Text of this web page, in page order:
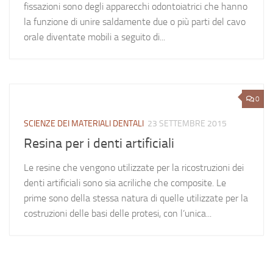
fissazioni sono degli apparecchi odontoiatrici che hanno
la funzione di unire saldamente due o più parti del cavo
orale diventate mobili a seguito di...
0
SCIENZE DEI MATERIALI DENTALI 23 SETTEMBRE 2015
Resina per i denti artificiali
Le resine che vengono utilizzate per la ricostruzioni dei
denti artificiali sono sia acriliche che composite. Le
prime sono della stessa natura di quelle utilizzate per la
costruzioni delle basi delle protesi, con l’unica...